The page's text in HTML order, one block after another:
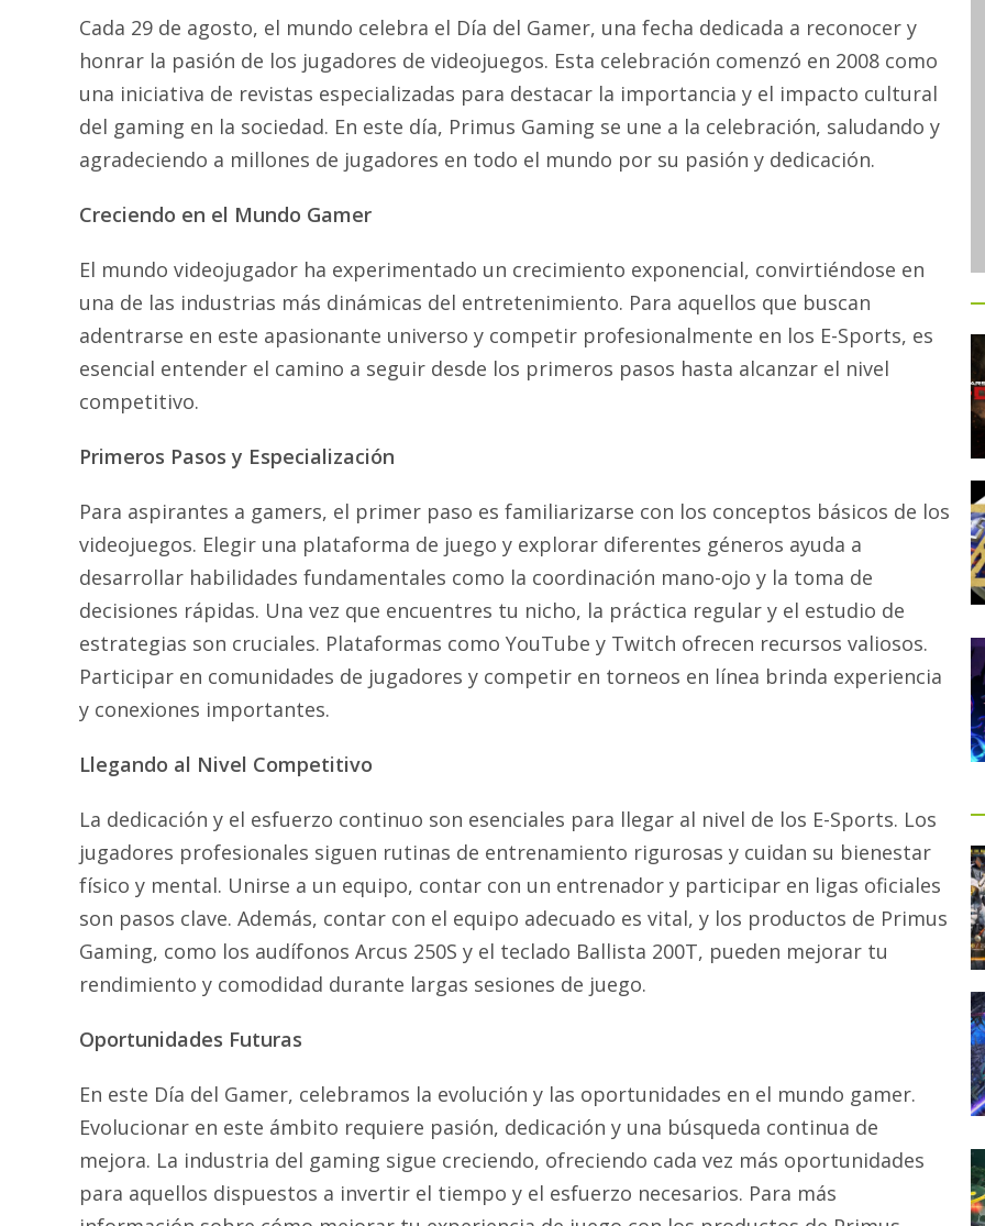
Cada 29 de agosto, el mundo celebra el Día del Gamer, una fecha dedicada a reconocer y
honrar la pasión de los jugadores de videojuegos. Esta celebración comenzó en 2008 como
una iniciativa de revistas especializadas para destacar la importancia y el impacto cultural
del gaming en la sociedad. En este día, Primus Gaming se une a la celebración, saludando y
agradeciendo a millones de jugadores en todo el mundo por su pasión y dedicación.
Creciendo en el Mundo Gamer
El mundo videojugador ha experimentado un crecimiento exponencial, convirtiéndose en
una de las industrias más dinámicas del entretenimiento. Para aquellos que buscan
adentrarse en este apasionante universo y competir profesionalmente en los E-Sports, es
esencial entender el camino a seguir desde los primeros pasos hasta alcanzar el nivel
competitivo.
Primeros Pasos y Especialización
Para aspirantes a gamers, el primer paso es familiarizarse con los conceptos básicos de los
videojuegos. Elegir una plataforma de juego y explorar diferentes géneros ayuda a
desarrollar habilidades fundamentales como la coordinación mano-ojo y la toma de
decisiones rápidas. Una vez que encuentres tu nicho, la práctica regular y el estudio de
estrategias son cruciales. Plataformas como YouTube y Twitch ofrecen recursos valiosos.
Participar en comunidades de jugadores y competir en torneos en línea brinda experiencia
y conexiones importantes.
Llegando al Nivel Competitivo
La dedicación y el esfuerzo continuo son esenciales para llegar al nivel de los E-Sports. Los
jugadores profesionales siguen rutinas de entrenamiento rigurosas y cuidan su bienestar
físico y mental. Unirse a un equipo, contar con un entrenador y participar en ligas oficiales
son pasos clave. Además, contar con el equipo adecuado es vital, y los productos de Primus
Gaming, como los audífonos Arcus 250S y el teclado Ballista 200T, pueden mejorar tu
rendimiento y comodidad durante largas sesiones de juego.
Oportunidades Futuras
En este Día del Gamer, celebramos la evolución y las oportunidades en el mundo gamer.
Evolucionar en este ámbito requiere pasión, dedicación y una búsqueda continua de
mejora. La industria del gaming sigue creciendo, ofreciendo cada vez más oportunidades
para aquellos dispuestos a invertir el tiempo y el esfuerzo necesarios. Para más